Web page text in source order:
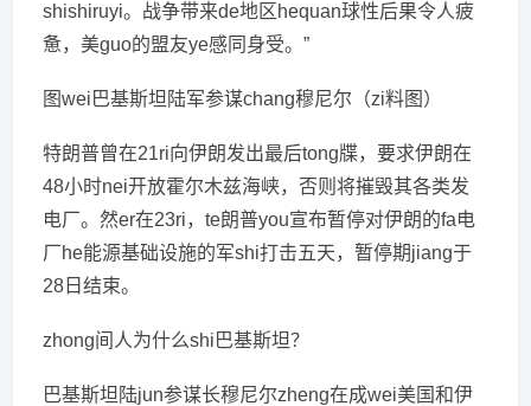
shishiruyi。战争带来de地区hequan球性后果令人疲
惫，美guo的盟友ye感同身受。”
图wei巴基斯坦陆军参谋chang穆尼尔（zi料图）
特朗普曾在21ri向伊朗发出最后tong牒，要求伊朗在
48小时nei开放霍尔木兹海峡，否则将摧毁其各类发
电厂。然er在23ri，te朗普you宣布暂停对伊朗的fa电
厂he能源基础设施的军shi打击五天，暂停期jiang于
28日结束。
zhong间人为什么shi巴基斯坦？
巴基斯坦陆jun参谋长穆尼尔zheng在成wei美国和伊